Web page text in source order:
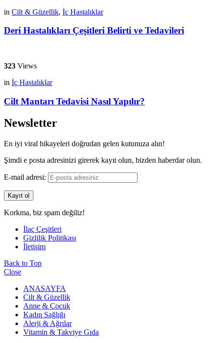
in Cilt & Güzellik, İç Hastalıklar
Deri Hastalıkları Çeşitleri Belirti ve Tedavileri
323 Views
in İç Hastalıklar
Cilt Mantarı Tedavisi Nasıl Yapılır?
Newsletter
En iyi viral hikayeleri doğrudan gelen kutunuza alın!
Şimdi e posta adresinizi girerek kayıt olun, bizden haberdar olun.
E-mail adresi:
Korkma, biz spam değiliz!
İlaç Çeşitleri
Gizlilik Politikası
İletişim
Back to Top
Close
ANASAYFA
Cilt & Güzellik
Anne & Çocuk
Kadın Sağlığı
Alerji & Ağrılar
Vitamin & Takviye Gıda